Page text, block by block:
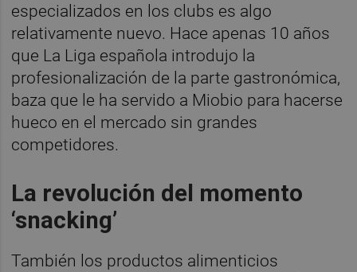
especializados en los clubs es algo
relativamente nuevo. Hace apenas 10 años
que La Liga española introdujo la
profesionalización de la parte gastronómica,
baza que le ha servido a Miobio para hacerse
hueco en el mercado sin grandes
competidores.
La revolución del momento
‘snacking’
También los productos alimenticios